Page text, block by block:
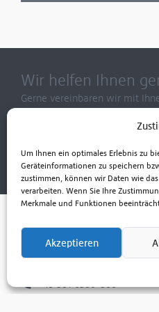
Um Ihnen ein optimales Erlebnis zu
Geräteinformationen zu speichern
zustimmen, können wir Daten wie
verarbeiten. Wenn Sie Ihre
Merkmale und Funktionen
Akzeptieren
Wir helfen Ihnen
Gerne vereinbaren wir mit
Kontaktieren Sie uns zu
und Ersatzteilservice.
Ferdinand Schultz Nachfolger
Fördertechnik GmbH
Am Handelspark 1, D-18184
+49 381 6586-800